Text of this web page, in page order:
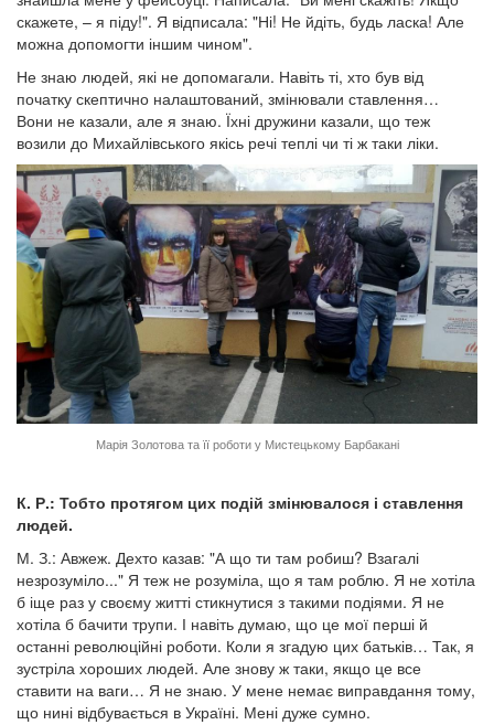
скажете, – я піду!". Я відписала: "Ні! Не йдіть, будь ласка! Але
можна допомогти іншим чином".
Не знаю людей, які не допомагали. Навіть ті, хто був від
початку скептично налаштований, змінювали ставлення…
Вони не казали, але я знаю. Їхні дружини казали, що теж
возили до Михайлівського якісь речі теплі чи ті ж таки ліки.
Марія Золотова та її роботи у Мистецькому Барбакані
К. Р.: Тобто протягом цих подій змінювалося і ставлення
людей.
М. З.: Авжеж. Дехто казав: "А що ти там робиш? Взагалі
незрозуміло..." Я теж не розуміла, що я там роблю. Я не хотіла
б іще раз у своєму житті стикнутися з такими подіями. Я не
хотіла б бачити трупи. І навіть думаю, що це мої перші й
останні революційні роботи. Коли я згадую цих батьків… Так, я
зустріла хороших людей. Але знову ж таки, якщо це все
ставити на ваги… Я не знаю. У мене немає виправдання тому,
що нині відбувається в Україні. Мені дуже сумно.